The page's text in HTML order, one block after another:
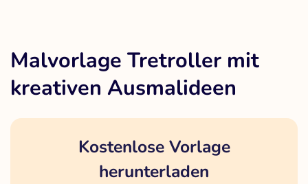
Malvorlage Tretroller mit
kreativen Ausmalideen
Kostenlose Vorlage
herunterladen